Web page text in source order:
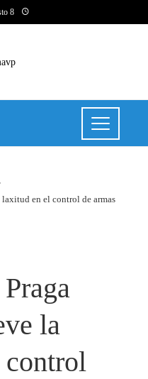
8
en el control de armas
la